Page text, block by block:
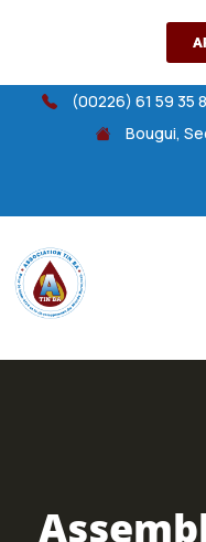
(00226) 61 59 35
Bougui,